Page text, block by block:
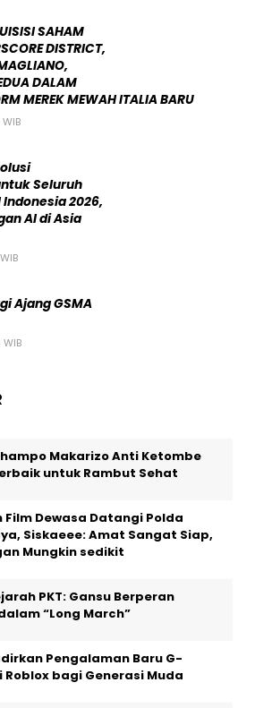
SAHAM
DISTRICT,
DALAM
MEREK MEWAH ITALIA BARU
Seluruh
2026,
AI di Asia
Ajang GSMA
Makarizo Anti Ketombe
untuk Rambut Sehat
Film Dewasa Datangi Polda
Siskaeee: Amat Sangat Siap,
Mungkin sedikit
PKT: Gansu Berperan
“Long March”
Pengalaman Baru G-
Roblox bagi Generasi Muda